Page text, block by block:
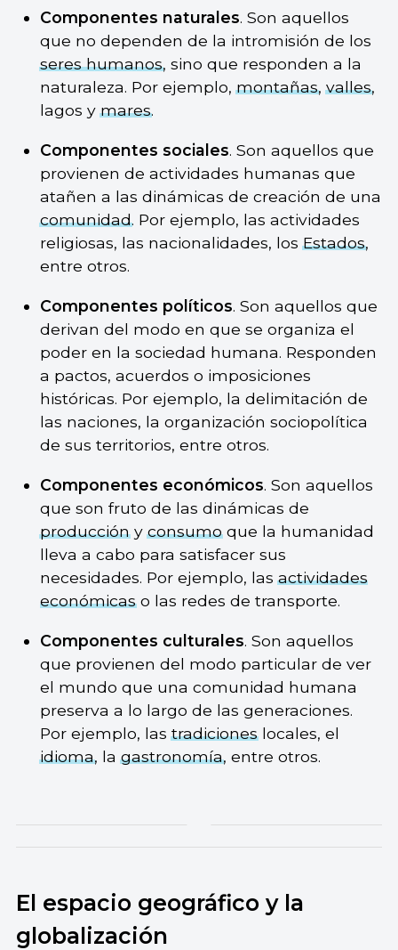
Componentes naturales. Son aquellos
que no dependen de la intromisión de los
seres humanos, sino que responden a la
naturaleza. Por ejemplo,montañas,valles,
lagos ymares.
Componentes sociales. Son aquellos que
provienen de actividades humanas que
atañen a las dinámicas de creación de una
comunidad. Por ejemplo, las actividades
religiosas, las nacionalidades, losEstados,
entre otros.
Componentes políticos. Son aquellos que
derivan del modo en que se organiza el
poder en la sociedad humana. Responden
a pactos, acuerdos o imposiciones
históricas. Por ejemplo, la delimitación de
las naciones, la organización sociopolítica
de sus territorios, entre otros.
Componentes económicos. Son aquellos
que son fruto de las dinámicas de
producciónyconsumoque la humanidad
lleva a cabo para satisfacer sus
necesidades. Por ejemplo, lasactividades
económicaso las redes de transporte.
Componentes culturales. Son aquellos
que provienen del modo particular de ver
el mundo que una comunidad humana
preserva a lo largo de las generaciones.
Por ejemplo, lastradicioneslocales, el
idioma, lagastronomía, entre otros.
El espacio geográfico y la
globalización